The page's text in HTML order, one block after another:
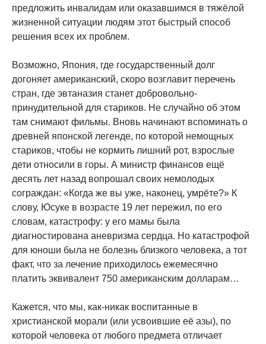
предложить инвалидам или оказавшимся в тяжёлой
жизненной ситуации людям этот быстрый способ
решения всех их проблем.
Возможно, Япония, где государственный долг
догоняет американский, скоро возглавит перечень
стран, где эвтаназия станет добровольно-
принудительной для стариков. Не случайно об этом
там снимают фильмы. Вновь начинают вспоминать о
древней японской легенде, по которой немощных
стариков, чтобы не кормить лишний рот, взрослые
дети относили в горы. А министр финансов ещё
десять лет назад вопрошал своих немолодых
сограждан: «Когда же вы уже, наконец, умрёте?» К
слову, Юсуке в возрасте 19 лет пережил, по его
словам, катастрофу: у его мамы была
диагностирована аневризма сердца. Но катастрофой
для юноши была не болезнь близкого человека, а тот
факт, что за лечение приходилось ежемесячно
платить эквивалент 750 американским долларам…
Кажется, что мы, как-никак воспитанные в
христианской морали (или усвоившие её азы), по
которой человека от любого предмета отличает